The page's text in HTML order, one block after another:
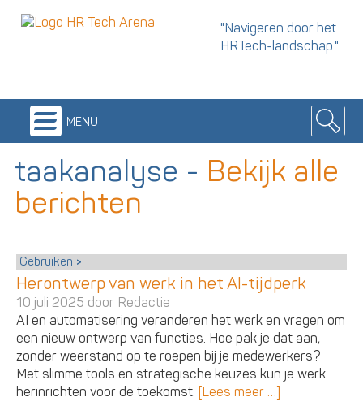
"Navigeren door het
HRTech-landschap."
menu
taakanalyse - Bekijk alle
berichten
Gebruiken
Herontwerp van werk in het AI-tijdperk
10 juli 2025 door Redactie
AI en automatisering veranderen het werk en vragen om
een nieuw ontwerp van functies. Hoe pak je dat aan,
zonder weerstand op te roepen bij je medewerkers?
Met slimme tools en strategische keuzes kun je werk
herinrichten voor de toekomst. [Lees meer …]